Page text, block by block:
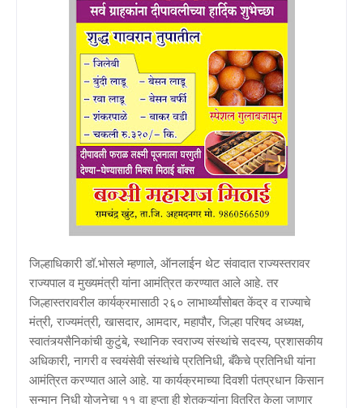
जिल्हाधिकारी डॉ.भोसले म्हणाले, ऑनलाईन थेट संवादात राज्यस्तरावर
राज्यपाल व मुख्यमंत्री यांना आमंत्रित करण्यात आले आहे. तर
जिल्हास्तरावरील कार्यक्रमासाठी २६० लाभार्थ्यांसोबत केंद्र व राज्याचे
मंत्री, राज्यमंत्री, खासदार, आमदार, महापौर, जिल्हा परिषद अध्यक्ष,
स्वातंत्र्यसैनिकांची कुटुंबे, स्थानिक स्वराज्य संस्थांचे सदस्य, प्रशासकीय
अधिकारी, नागरी व स्वयंसेवी संस्थांचे प्रतिनिधी, बँकेचे प्रतिनिधी यांना
आमंत्रित करण्यात आले आहे. या कार्यक्रमाच्या दिवशी पंतप्रधान किसान
सन्मान निधी योजनेचा ११ वा हप्ता ही शेतकऱ्यांना वितरित केला जाणार